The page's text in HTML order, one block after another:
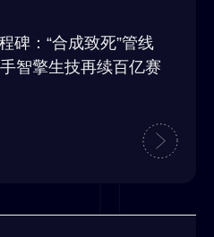
碑：“合成致死”管线
智擎生技再续百亿赛